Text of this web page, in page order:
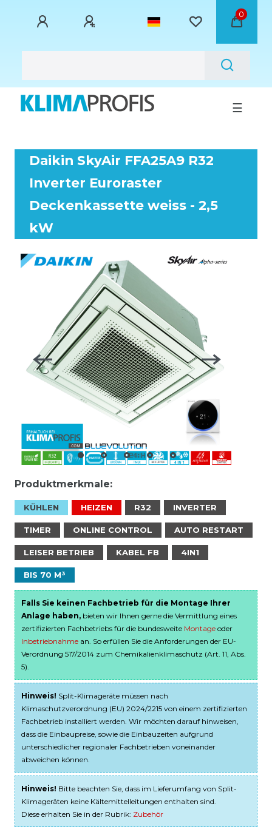
0
☰
Daikin SkyAir FFA25A9 R32
Inverter Euroraster
Deckenkassette weiss - 2,5
kW
Produktmerkmale:
KÜHLEN HEIZEN R32 INVERTER
TIMER ONLINE CONTROL AUTO RESTART
LEISER BETRIEB KABEL FB 4IN1
BIS 70 M³
Falls Sie keinen Fachbetrieb für die Montage Ihrer
Anlage haben, bieten wir Ihnen gerne die Vermittlung eines
zertifizierten Fachbetriebs für die bundesweite Montage oder
Inbetriebnahme an. So erfüllen Sie die Anforderungen der EU-
Verordnung 517/2014 zum Chemikalienklimaschutz (Art. 11, Abs.
5).
Hinweis! Split-Klimageräte müssen nach
Klimaschutzverordnung (EU) 2024/2215 von einem zertifizierten
Fachbetrieb installiert werden. Wir möchten darauf hinweisen,
dass die Einbaupreise, sowie die Einbauzeiten aufgrund
unterschiedlicher regionaler Fachbetrieben voneinander
abweichen können.
Hinweis! Bitte beachten Sie, dass im Lieferumfang von Split-
Klimageräten keine Kältemittelleitungen enthalten sind.
Diese erhalten Sie in der Rubrik: Zubehör